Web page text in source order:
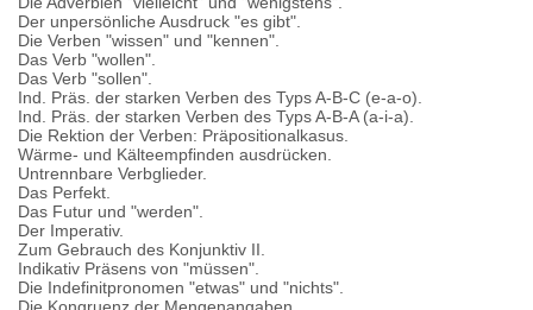
Der unpersönliche Ausdruck "es gibt".
Die Verben "wissen" und "kennen".
Das Verb "wollen".
Das Verb "sollen".
Ind. Präs. der starken Verben des Typs A-B-C (e-a-o).
Ind. Präs. der starken Verben des Typs A-B-A (a-i-a).
Die Rektion der Verben: Präpositionalkasus.
Wärme- und Kälteempfinden ausdrücken.
Untrennbare Verbglieder.
Das Perfekt.
Das Futur und "werden".
Der Imperativ.
Zum Gebrauch des Konjunktiv II.
Indikativ Präsens von "müssen".
Die Indefinitpronomen "etwas" und "nichts".